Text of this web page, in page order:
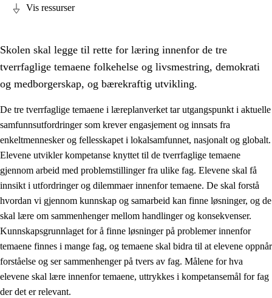
2. Prinsipper for læring, utvikling og danning
Sosial læring og utvikling
2.2 Kompetanse i fagene
Grunnleggende ferdigheter
2.4 Å lære å lære
Tverrfaglige temaer
2.5 Tverrfaglige temaer
2.5.1 Folkehelse og livsmestring
Vis ressurser
Skolen skal legge til rette for læring innenfor de tre
tverrfaglige temaene folkehelse og livsmestring, demokrati
og medborgerskap, og bærekraftig utvikling.
De tre tverrfaglige temaene i læreplanverket tar utgangspunkt i aktuelle
samfunnsutfordringer som krever engasjement og innsats fra
enkeltmennesker og fellesskapet i lokalsamfunnet, nasjonalt og globalt.
Elevene utvikler kompetanse knyttet til de tverrfaglige temaene
gjennom arbeid med problemstillinger fra ulike fag. Elevene skal få
innsikt i utfordringer og dilemmaer innenfor temaene. De skal forstå
hvordan vi gjennom kunnskap og samarbeid kan finne løsninger, og de
skal lære om sammenhenger mellom handlinger og konsekvenser.
Kunnskapsgrunnlaget for å finne løsninger på problemer innenfor
temaene finnes i mange fag, og temaene skal bidra til at elevene oppnår
forståelse og ser sammenhenger på tvers av fag. Målene for hva
elevene skal lære innenfor temaene, uttrykkes i kompetansemål for fag
der det er relevant.